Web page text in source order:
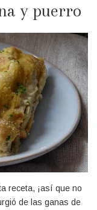
y puerro
receta, ¡así que no
de las ganas de